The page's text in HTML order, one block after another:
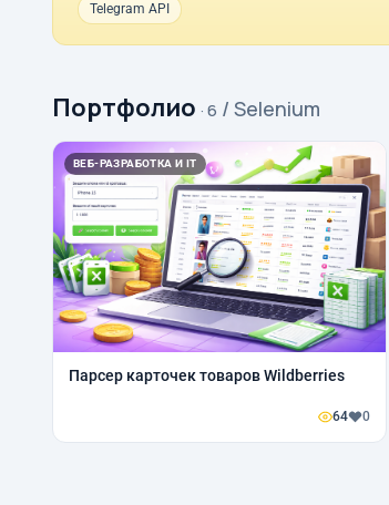
Telegram API
Портфолио · 6 / Selenium
ВЕБ-РАЗРАБОТКА И IT
Парсер карточек товаров Wildberries
64 0